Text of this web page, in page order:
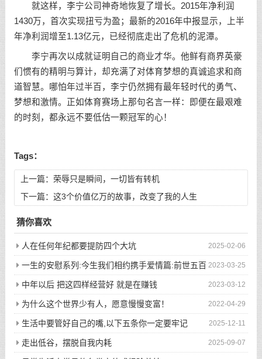
就这样，李宁公司神奇地恢复了增长。2015年净利润
1430万，首次实现扭亏为盈；最新的2016年中报显示，上半
年净利润增至1.13亿元，已经彻底走出了危机的泥潭。
李宁再次以成就证明自己的商业才华。他鲜有商界英豪
们惯有的精明与算计，却充满了对体育梦想的真诚追求和商
道智慧。哪怕年过半百，李宁仍然拥有最年轻时代的勇气、
梦想和激情。正如体育赛场上那句名言一样：即便在最艰难
的时刻，都永远不要低估一颗冠军的心！
Tags：
上一篇： 荣辱只是瞬间，一切皆有转机
下一篇： 这3个价值亿万的故事，改变了我的人生
猜你喜欢
2025-02-06
人在任何年纪都要提防四个大坑
2023-03-25
一生的安慰系列:今生我们相约携手爱情篇:前世五百
次的回眸才换来今生的相遇
2023-03-12
中年以后 把这四样经营好 就是在赚钱
2022-04-29
为什么这个世界少有人，愿意慢慢变富！
2025-12-11
生活中要管好自己的嘴,以下五条你一定要牢记
2025-09-07
走出低谷，摆脱自我内耗